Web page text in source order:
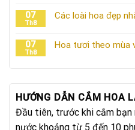
07
Th8
Các loài hoa đẹp
07
Th8
Hoa tươi theo mùa
HƯỚNG DẪN CẮM HOA
Đầu tiên, trước khi cắm bạn
nước khoảng từ 5 đến 10